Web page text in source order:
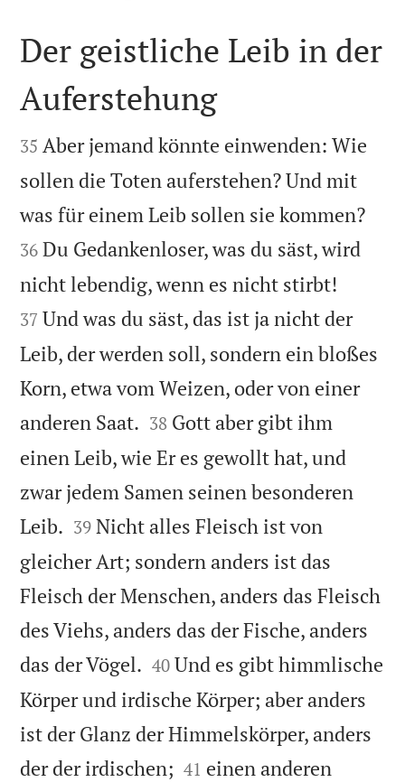

Der geistliche Leib in der
Auferstehung

35 Aber jemand könnte einwenden: Wie
sollen die Toten auferstehen? Und mit
was für einem Leib sollen sie kommen?
36 Du Gedankenloser, was du säst, wird
nicht lebendig, wenn es nicht stirbt!
37 Und was du säst, das ist ja nicht der
Leib, der werden soll, sondern ein bloßes
Korn, etwa vom Weizen, oder von einer
anderen Saat. 

38 Gott aber gibt ihm
einen Leib, wie Er es gewollt hat, und
zwar jedem Samen seinen besonderen
Leib. 

39 Nicht alles Fleisch ist von
gleicher Art; sondern anders ist das
Fleisch der Menschen, anders das Fleisch
des Viehs, anders das der Fische, anders
das der Vögel. 

40 Und es gibt himmlische
Körper und irdische Körper; aber anders
ist der Glanz der Himmelskörper, anders
der der irdischen; 

41 einen anderen